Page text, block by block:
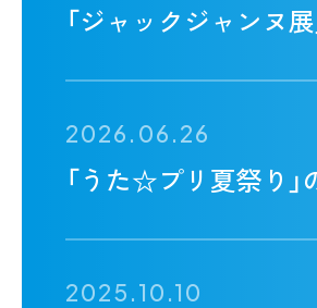
「ジャックジャンヌ
2026.06.26
「うた☆プリ夏祭り
2025.10.10